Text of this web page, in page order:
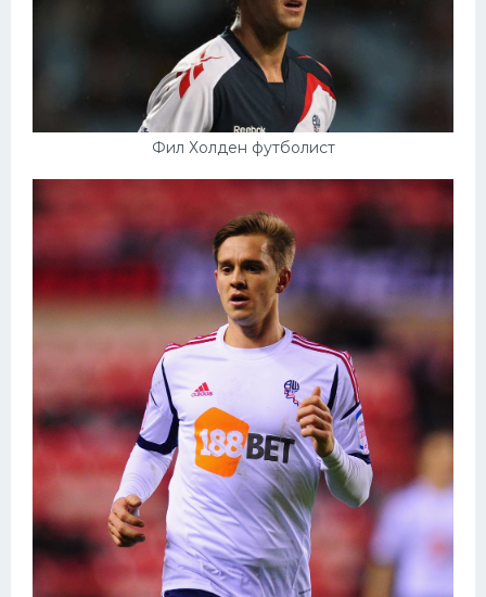
Фил Холден футболист